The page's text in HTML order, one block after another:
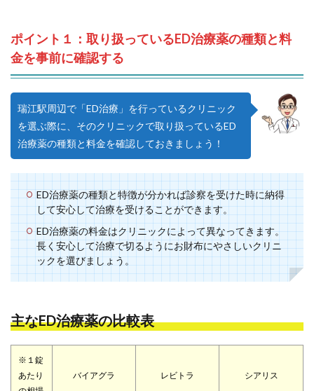
ポイント１：取り扱っているED治療薬の種類と料
金を事前に確認する
瑞江駅周辺で「ED治療」を行っているクリニック
を選ぶ際に、そのクリニックで取り扱っているED
治療薬の種類と料金を確認しておきましょう！
ED治療薬の種類と特徴が分かれば診察を受けた時に納得
して安心して治療を受けることができます。
ED治療薬の料金はクリニックによって異なってきます。
長く安心して治療で切るようにお財布にやさしいクリニ
ックを選びましょう。
主なED治療薬の比較表
※１錠
あたり
バイアグラ レビトラ シアリス